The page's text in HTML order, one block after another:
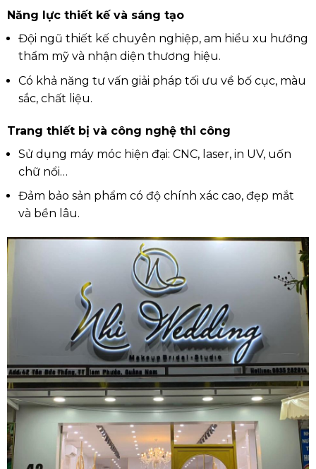
Năng lực thiết kế và sáng tạo
Đội ngũ thiết kế chuyên nghiệp, am hiểu xu hướng
thẩm mỹ và nhận diện thương hiệu.
Có khả năng tư vấn giải pháp tối ưu về bố cục, màu
sắc, chất liệu.
Trang thiết bị và công nghệ thi công
Sử dụng máy móc hiện đại: CNC, laser, in UV, uốn
chữ nổi…
Đảm bảo sản phẩm có độ chính xác cao, đẹp mắt
và bền lâu.